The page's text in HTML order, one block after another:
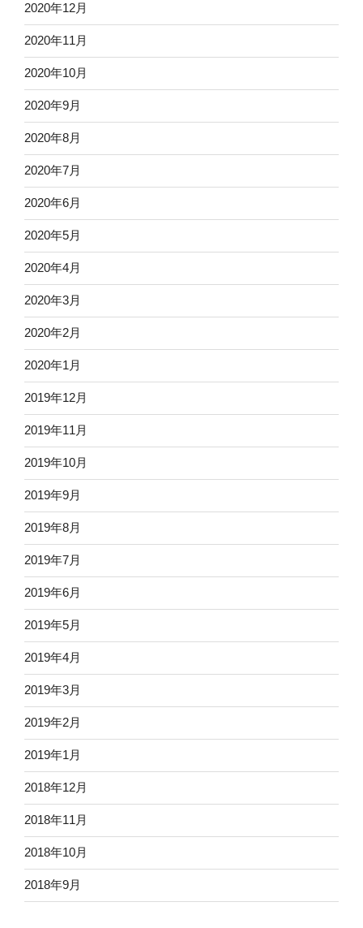
2020年12月
2020年11月
2020年10月
2020年9月
2020年8月
2020年7月
2020年6月
2020年5月
2020年4月
2020年3月
2020年2月
2020年1月
2019年12月
2019年11月
2019年10月
2019年9月
2019年8月
2019年7月
2019年6月
2019年5月
2019年4月
2019年3月
2019年2月
2019年1月
2018年12月
2018年11月
2018年10月
2018年9月